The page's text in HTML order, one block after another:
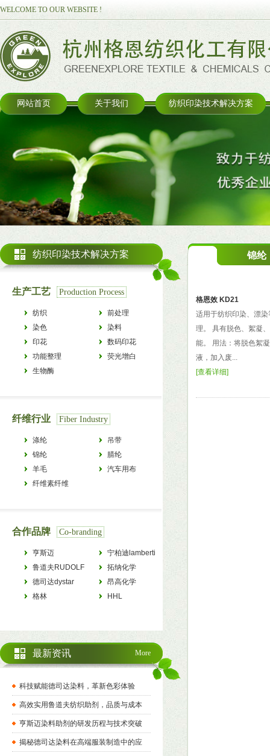
WELCOME TO OUR WEBSITE !
网站首页 关于我们 纺织印染技术解决方案
锦纶
格恩效 KD21
适用于纺织印染、漂
理。 具有脱色、絮凝
能。 用法：将脱色絮
液，加入废...
[查看详细]
纺织印染技术解决方案
生产工艺 Production Process
纺织
前处理
染色
染料
印花
数码印花
功能整理
荧光增白
生物酶
纤维行业 Fiber Industry
涤纶
吊带
锦纶
腈纶
羊毛
汽车用布
纤维素纤维
合作品牌 Co-branding
亨斯迈
HUNTSMAN
宁柏迪lamberti
鲁道夫RUDOLF
拓纳化学
tanatexchemicals
德司达dystar
昂高化学
archroma
格林 HHL
More
最新资讯
科技赋能德司达染料，革新色彩体验
高效实用鲁道夫纺织助剂，品质与成本
亨斯迈染料助剂的研发历程与技术突破
揭秘德司达染料在高端服装制造中的应